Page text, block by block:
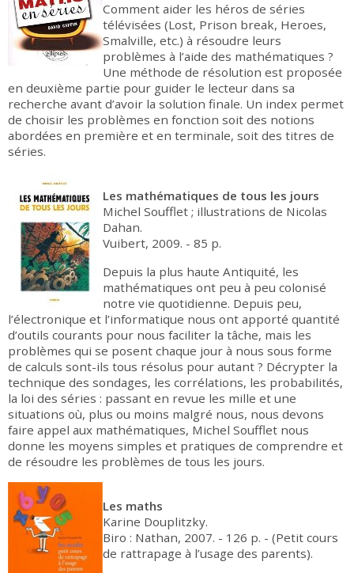
Comment aider les héros de séries
télévisées (Lost, Prison break, Heroes,
Smalville, etc.) à résoudre leurs
problèmes à l’aide des mathématiques ?
Une méthode de résolution est proposée
en deuxième partie pour guider le lecteur dans sa
recherche avant d’avoir la solution finale. Un index permet
de choisir les problèmes en fonction soit des notions
abordées en première et en terminale, soit des titres de
séries.
Les mathématiques de tous les jours
Michel Soufflet ; illustrations de Nicolas
Dahan.
Vuibert, 2009. - 85 p.
Depuis la plus haute Antiquité, les
mathématiques ont peu à peu colonisé
notre vie quotidienne. Depuis peu,
l’électronique et l’informatique nous ont apporté quantité
d’outils courants pour nous faciliter la tâche, mais les
problèmes qui se posent chaque jour à nous sous forme
de calculs sont-ils tous résolus pour autant ? Décrypter la
technique des sondages, les corrélations, les probabilités,
la loi des séries : passant en revue les mille et une
situations où, plus ou moins malgré nous, nous devons
faire appel aux mathématiques, Michel Soufflet nous
donne les moyens simples et pratiques de comprendre et
de résoudre les problèmes de tous les jours.
Les maths
Karine Douplitzky.
Biro : Nathan, 2007. - 126 p. - (Petit cours
de rattrapage à l’usage des parents).